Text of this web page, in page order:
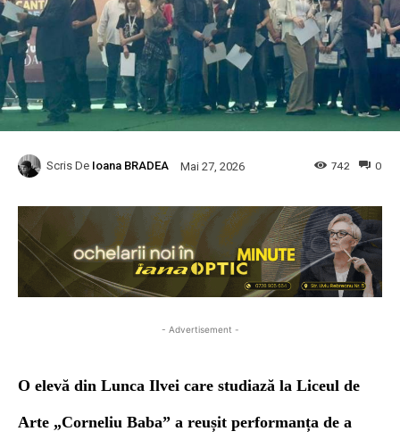
Scris De Ioana BRADEA Mai 27, 2026 0
742
- Advertisement -
O elevă din Lunca Ilvei care studiază la Liceul de
Arte „Corneliu Baba” a reușit performanța de a